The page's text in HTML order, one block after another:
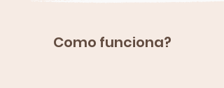
Como funciona?